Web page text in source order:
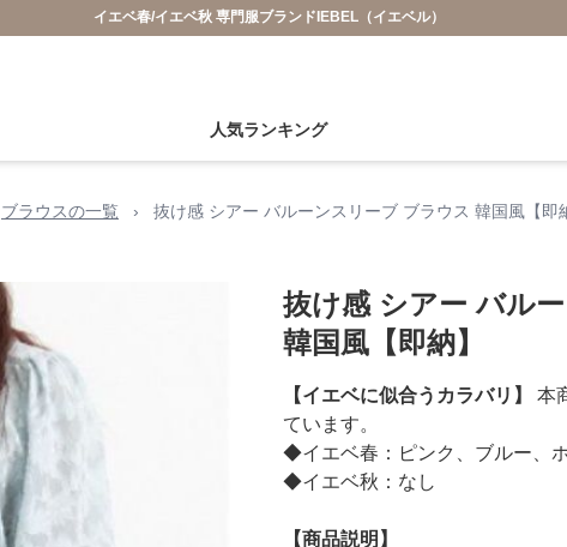
イエベ春/イエベ秋 専門服ブランドIEBEL（イエベル）
人気ランキング
ブラウスの一覧 › 抜け感 シアー バルーンスリーブ ブラウス 韓国風【即
抜け感 シアー バル
韓国風【即納】
【イエベに似合うカラバリ】
本
ています。
◆イエベ春：ピンク、ブルー、
◆イエベ秋：なし
【商品説明】